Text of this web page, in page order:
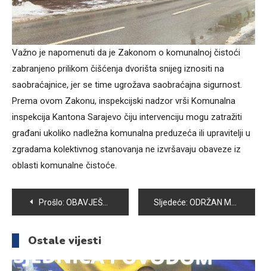
Važno je napomenuti da je Zakonom o komunalnoj čistoći
zabranjeno prilikom čišćenja dvorišta snijeg iznositi na
saobraćajnice, jer se time ugrožava saobraćajna sigurnost.
Prema ovom Zakonu, inspekcijski nadzor vrši Komunalna
inspekcija Kantona Sarajevo čiju intervenciju mogu zatražiti
građani ukoliko nadležna komunalna preduzeća ili upravitelji u
zgradama kolektivnog stanovanja ne izvršavaju obaveze iz
oblasti komunalne čistoće.
Navigacija
članaka
Prošlo: OBAVJEŠTENJE ZA GRAĐANE – OŠTEĆENA SAOBRAĆAJNICA U ULICI KENANA BRKANIĆA Sljedeće: ODRŽAN MEMORIJALNI TURNIR U KUGLANJU “KURSPAHIĆI”
Ostale vijesti